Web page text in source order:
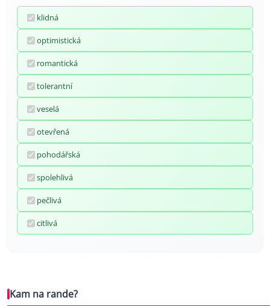
klidná
optimistická
romantická
tolerantní
veselá
otevřená
pohodářská
spolehlivá
pečlivá
citlivá
Kam na rande?